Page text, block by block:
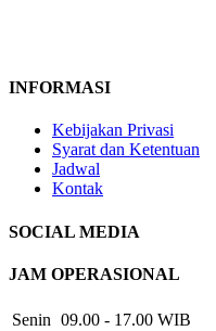
INFORMASI
Kebijakan Privasi
Syarat dan Ketentuan
Jadwal
Kontak
SOCIAL MEDIA
JAM OPERASIONAL
Senin 09.00 - 17.00 WIB